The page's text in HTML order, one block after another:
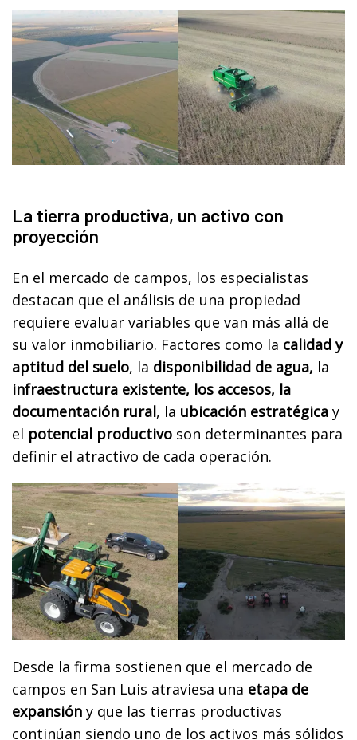
La tierra productiva, un activo con
proyección
En el mercado de campos, los especialistas
destacan que el análisis de una propiedad
requiere evaluar variables que van más allá de
su valor inmobiliario. Factores como la calidad y
aptitud del suelo, la disponibilidad de agua, la
infraestructura existente, los accesos, la
documentación rural, la ubicación estratégica y
el potencial productivo son determinantes para
definir el atractivo de cada operación.
Desde la firma sostienen que el mercado de
campos en San Luis atraviesa una etapa de
expansión y que las tierras productivas
continúan siendo uno de los activos más sólidos